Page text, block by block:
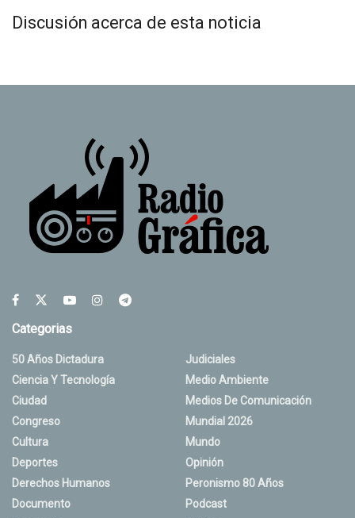
Discusión acerca de esta noticia
Categorias
50 Años Dictadura
Ciencia Y Tecnología
Ciudad
Congreso
Cultura
Deportes
Derechos Humanos
Documento
Judiciales
Medio Ambiente
Medios De Comunicación
Mundial 2026
Mundo
Opinión
Peronismo 80 Años
Podcast